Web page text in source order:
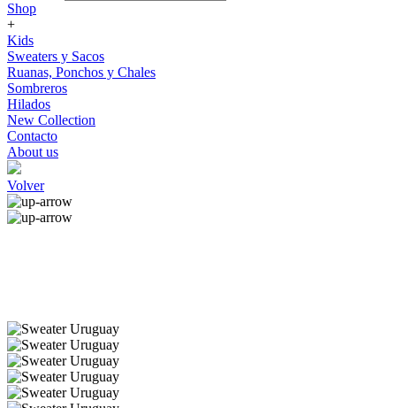
Shop
+
Kids
Sweaters y Sacos
Ruanas, Ponchos y Chales
Sombreros
Hilados
New Collection
Contacto
About us
Volver